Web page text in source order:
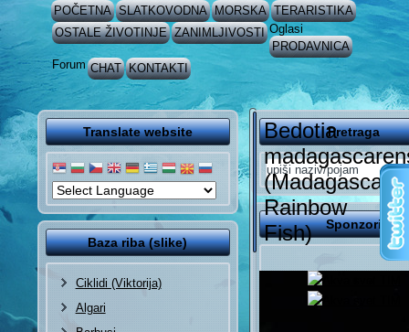
POČETNA SLATKOVODNA MORSKA TERARISTIKA
OSTALE ŽIVOTINJE ZANIMLJIVOSTI Oglasi
PRODAVNICA
Forum CHAT KONTAKTI
Translate website
Baza riba (slike)
Ciklidi (Viktorija)
Algari
Bedotia
(Madagascan
Rainbow
Fish)
Pretraga
Sponzori